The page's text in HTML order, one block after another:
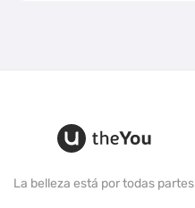
La belleza está por todas partes